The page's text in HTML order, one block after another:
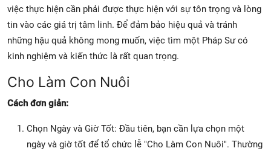
việc thực hiện cần phải được thực hiện với sự tôn trọng và lòng
tin vào các giá trị tâm linh. Để đảm bảo hiệu quả và tránh
những hậu quả không mong muốn, việc tìm một Pháp Sư có
kinh nghiệm và kiến thức là rất quan trọng.
Cho Làm Con Nuôi
Cách đơn giản:
Chọn Ngày và Giờ Tốt: Đầu tiên, bạn cần lựa chọn một
ngày và giờ tốt để tổ chức lễ "Cho Làm Con Nuôi". Thường